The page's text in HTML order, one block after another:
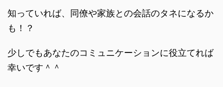
知っていれば、同僚や家族との会話のタネになるか
も！？
少しでもあなたのコミュニケーションに役立てれば
幸いです＾＾